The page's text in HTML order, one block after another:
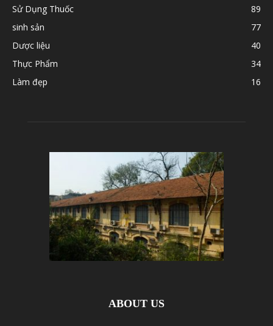
Sử Dụng Thuốc
89
sinh sản
77
Dược liệu
40
Thực Phẩm
34
Làm đẹp
16
ABOUT US